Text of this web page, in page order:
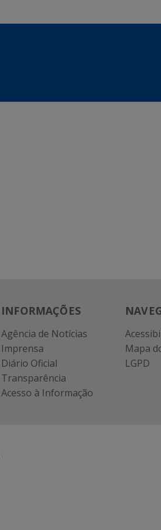
INFORMAÇÕES
Agência de Notícias
Imprensa
Diário Oficial
Transparência
Acesso à Informação
Mapa
LGPD